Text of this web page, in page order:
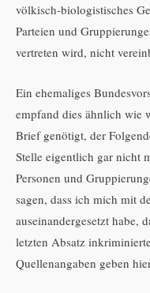
völkisch-biologistisches
Parteien und
vertreten wird, nicht
Ein ehemaliges
empfand dies ähnlich wie
Brief genötigt, der
Stelle eigentlich gar nicht
Personen und
sagen, dass ich mich mit
auseinandergesetzt habe,
letzten Absatz
Quellenangaben geben